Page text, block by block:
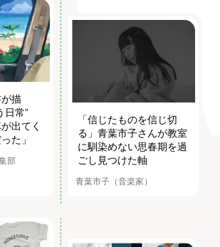
描
日常”
出てく
た」
部
「信じたものを信じ切
る」青葉市子さんが教室
に馴染めない思春期を過
ごし見つけた軸
青葉市子（音楽家）